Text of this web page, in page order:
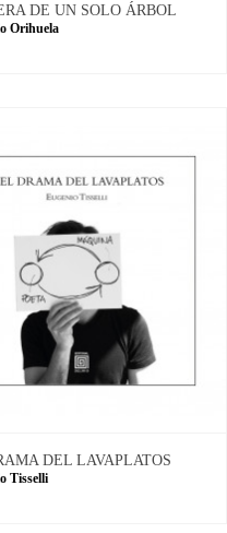
DE UN SOLO ÁRBOL
Orihuela
DEL LAVAPLATOS
Tisselli